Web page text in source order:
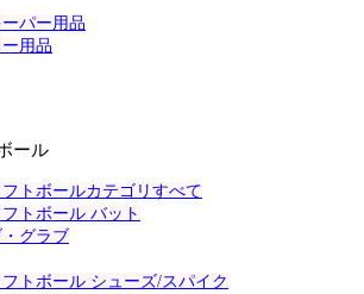
パー用品
用品
ール
トボールカテゴリすべて
トボール バット
グラブ
トボール シューズ/スパイク